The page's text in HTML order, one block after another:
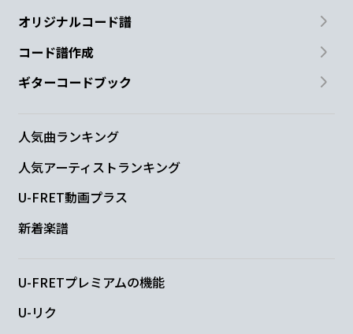
オリジナルコード譜
コード譜作成
ギターコードブック
人気曲ランキング
人気アーティストランキング
U-FRET動画プラス
新着楽譜
U-FRETプレミアムの機能
U-リク